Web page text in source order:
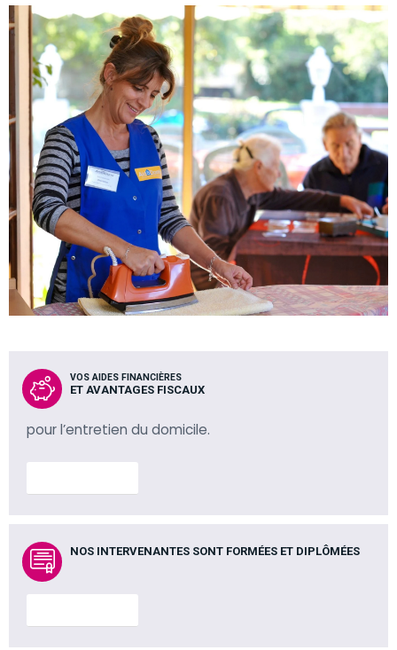
VOS AIDES FINANCIÈRES
ET AVANTAGES FISCAUX
pour l’entretien du domicile.
NOS INTERVENANTES SONT FORMÉES ET DIPLÔMÉES